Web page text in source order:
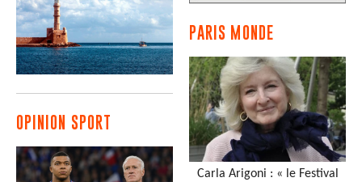
OPINION SPORT
PARIS MONDE
Carla Arigoni : « le Festival